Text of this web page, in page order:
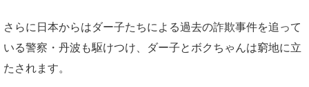
さらに日本からはダー子たちによる過去の詐欺事件を追って
いる警察・丹波も駆けつけ、ダー子とボクちゃんは窮地に立
たされます。